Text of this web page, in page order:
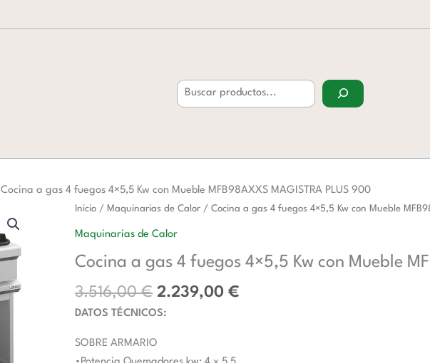
Cocina a gas 4 fuegos 4×5,5 Kw con Mueble MFB98AXXS MAGISTRA PLUS 900
Inicio / Maquinarias de Calor / Cocina a gas 4 fuegos 4×5,5 Kw con Mueble
Maquinarias de Calor
Cocina a gas 4 fuegos 4×5,5 Kw con Mueble
3.516,00€
El
precio
era:
3.516,00 €.
2.239,00€
El
es:
DATOS TÉCNICOS:
SOBRE ARMARIO
Cocina
4
Kw
con
Mueble